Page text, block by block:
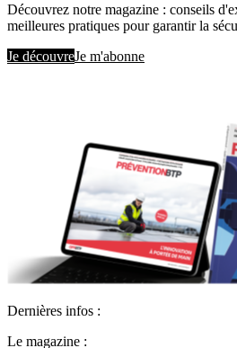
Découvrez notre magazine : conseils
meilleures pratiques pour garantir la
Je découvreJe m'abonne
Dernières infos :
Le magazine :